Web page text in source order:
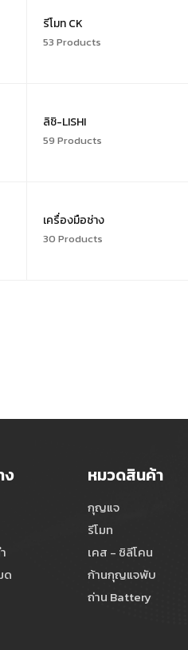
รีโมท CK
53 Products
ลิชิ-LISHI
59 Products
เครื่องมือช่าง
30 Products
ง
ด
หมวดสินค้า
กุญแจ
รีโมท
เคส - ซิลีโคน
ก้านกุญแจพับ
ถ่าน Battery